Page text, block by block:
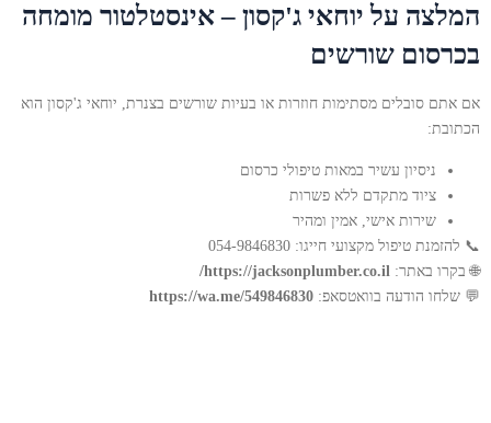
המלצה על יוחאי ג'קסון – אינסטלטור מומחה
בכרסום שורשים
אם אתם סובלים מסתימות חוזרות או בעיות שורשים בצנרת, יוחאי ג'קסון הוא
הכתובת:
ניסיון עשיר במאות טיפולי כרסום
ציוד מתקדם ללא פשרות
שירות אישי, אמין ומהיר
📞 להזמנת טיפול מקצועי חייגו: 054-9846830
🌐 בקרו באתר: https://jacksonplumber.co.il/
💬 שלחו הודעה בוואטסאפ: https://wa.me/549846830